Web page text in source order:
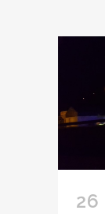
26